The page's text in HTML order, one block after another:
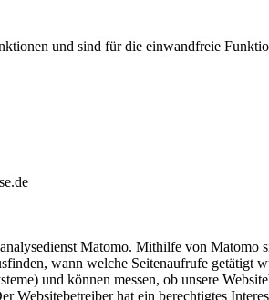
und sind für die einwandfreie
Matomo. Mithilfe von
wann welche Seitenaufrufe getätigt
und können messen, ob unsere
hat ein berechtigtes